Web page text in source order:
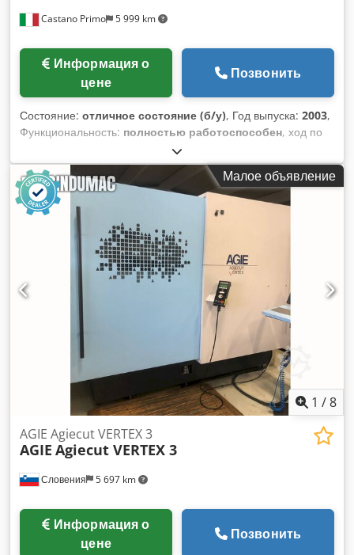
Castano Primo 5 999 km
цене
Позвонить
Состояние: отличное состояние (б/у), Год выпуска: 2003,
Функциональность: полностью работоспособен, ход по
350 мм
общий вес:3 600 кг, ЭЛЕКТРОЭРОЗИОННЫЙ СТАНОК
AGIE CHARMILLES AGIETRON IMPACT 3 С ОСЬЮ C ХОД ПО
ОСИ X 500 мм ХОД ПО ОСИ Y 350 мм ХОД ПО ОСИ Z 500
мм ХОД ПО ОСИ C 360° РАЗМЕР СТОЛА 800 x 600 мм
РАЗМЕР ВАННЫ 1100x730x400 мм Dsdpfoy Rd Imsx Alyjkr
МАГАЗИН ЭЛЕКТРОДОВ: 28 ПОЗИЦИЙ АКСЕССУАРЫ:
СИСТЕМА EROWA
Малое объявление
1 /8
Словения 5 697 km
AGIE Agiecut VERTEX 3
AGIE Agiecut VERTEX 3
цене
Позвонить